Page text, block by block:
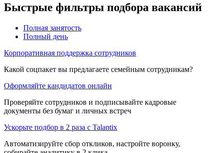
Быстрые фильтры подбора вакансий
Полная занятость
Полный день
Корпоративная поддержка сотрудников
Какой соцпакет вы предлагаете семейным сотрудникам?
Оформляйте кандидатов онлайн
Проверяйте сотрудников и подписывайте кадровые
документы без бумаг и личных встреч
Ускорьте подбор в 2 раза с Talantix
Автоматизируйте сбор откликов, настройте воронку,